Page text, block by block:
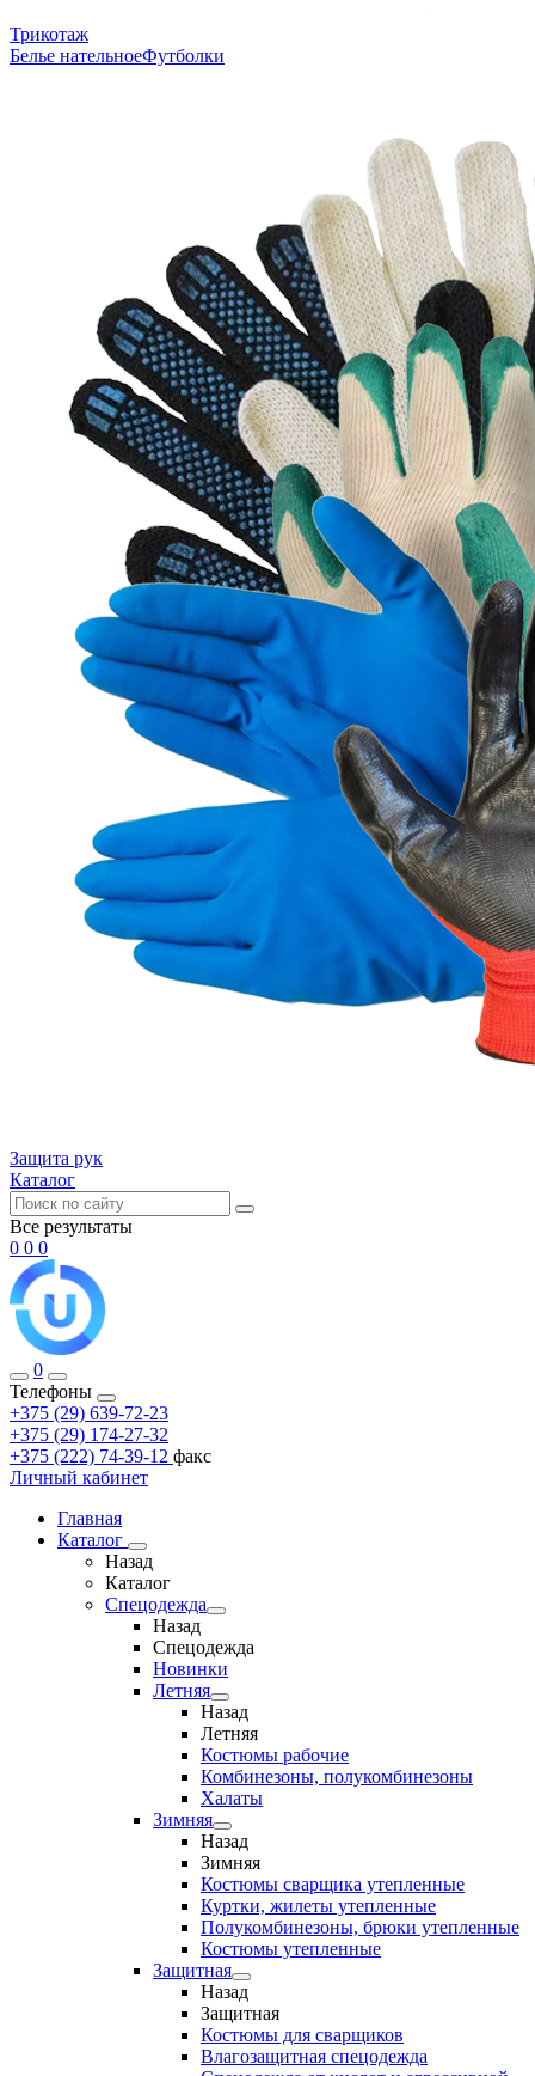
Трикотаж
Белье нательноеФутболки
Защита рук
Каталог
Все результаты
0 0 0
0
Телефоны
+375 (29) 639-72-23
+375 (29) 174-27-32
+375 (222) 74-39-12 факс
Личный кабинет
Главная
Каталог
Назад
Каталог
Спецодежда
Назад
Спецодежда
Новинки
Летняя
Назад
Летняя
Костюмы рабочие
Комбинезоны, полукомбинезоны
Халаты
Зимняя
Назад
Зимняя
Костюмы сварщика утепленные
Куртки, жилеты утепленные
Полукомбинезоны, брюки утепленные
Костюмы утепленные
Защитная
Назад
Защитная
Костюмы для сварщиков
Влагозащитная спецодежда